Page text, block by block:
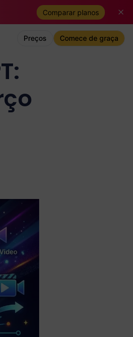
Comparar planos
Preços Comece de graça